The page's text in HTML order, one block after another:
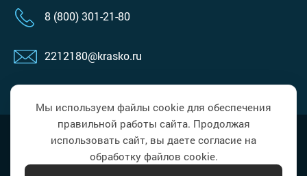
8 (800) 301-21-80
2212180@krasko.ru
Политика в области обработки
персональных данных
Мы используем файлы cookie для обеспечения
правильной работы сайта. Продолжая
использовать сайт, вы даете согласие на
обработку файлов cookie.